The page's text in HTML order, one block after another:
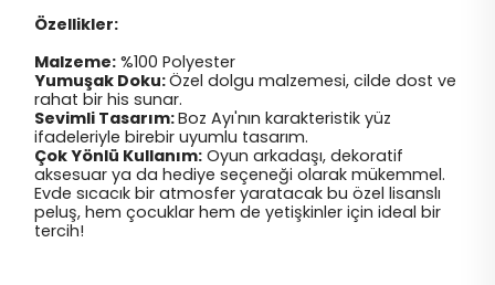
Özellikler:
Malzeme: %100 Polyester
Yumuşak Doku:Özel dolgu malzemesi, cilde dost ve
rahat bir his sunar.
Sevimli Tasarım:Boz Ayı'nın karakteristik yüz
ifadeleriyle birebir uyumlu tasarım.
Çok Yönlü Kullanım: Oyun arkadaşı, dekoratif
aksesuar ya da hediye seçeneği olarak mükemmel.
Evde sıcacık bir atmosfer yaratacak bu özel lisanslı
peluş, hem çocuklar hem de yetişkinler için ideal bir
tercih!